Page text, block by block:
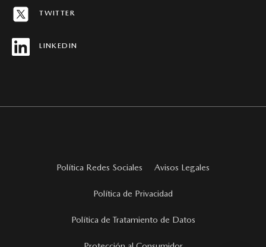
REVISTAS MAZDA STORIES
MAPA DEL SITIO
TWITTER
LINKEDIN
Política Redes Sociales Avisos Legales
Política de Privacidad
Política de Tratamiento de Datos